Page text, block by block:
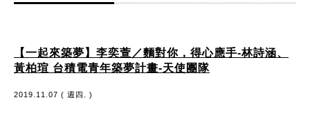
【一起來築夢】李奕萱／麵對你，得心應手-林詩涵、
黃柏瑄 台積電青年築夢計畫-天使團隊
2019.11.07 ( 週四. )